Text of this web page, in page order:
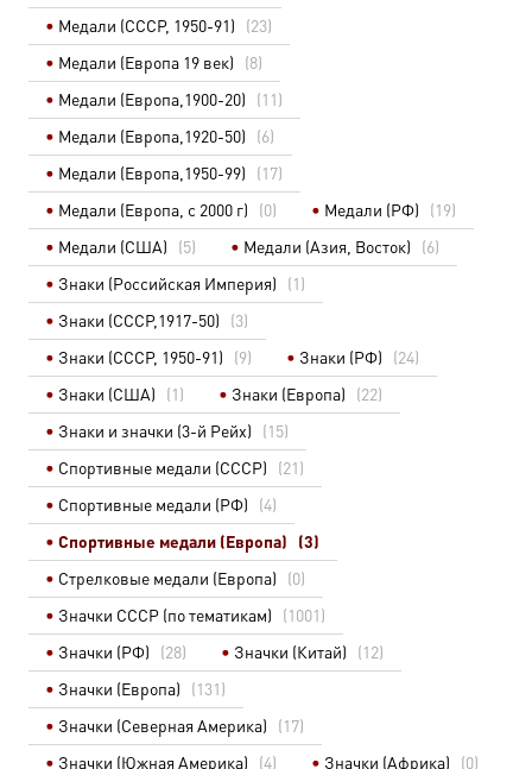
Медали (СССР, 1950-91)
(23)
Медали (Европа 19 век)
(8)
Медали (Европа,1900-20)
(11)
Медали (Европа,1920-50)
(6)
Медали (Европа,1950-99)
(17)
Медали (Европа, с 2000 г)
(0) Медали (РФ)
(19)
Медали (США)
(5) Медали (Азия, Восток)
(6)
Знаки (Российская Империя)
(1)
Знаки (СССР,1917-50)
(3)
Знаки (СССР, 1950-91)
(9) Знаки (РФ)
(24)
Знаки (США)
(1) Знаки (Европа)
(22)
Знаки и значки (3-й Рейх)
(15)
Спортивные медали (СССР)
(21)
Спортивные медали (РФ)
(4)
Спортивные медали (Европа)
(3)
Стрелковые медали (Европа)
(0)
Значки СССР (по тематикам)
(1001)
Значки (РФ)
(28) Значки (Китай)
(12)
Значки (Европа)
(131)
Значки (Северная Америка)
(17)
Значки (Южная Америка)
(4) Значки (Африка) (0)